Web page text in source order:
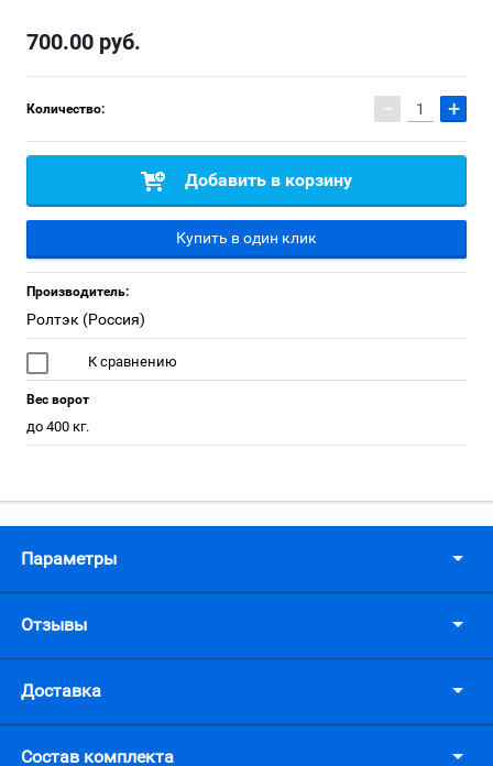
700.00 руб.
Количество: − +
Добавить в корзину
Купить в один клик
Производитель:
Ролтэк (Россия)
К сравнению
Вес ворот
до 400 кг.
Параметры
Отзывы
Доставка
Состав комплекта